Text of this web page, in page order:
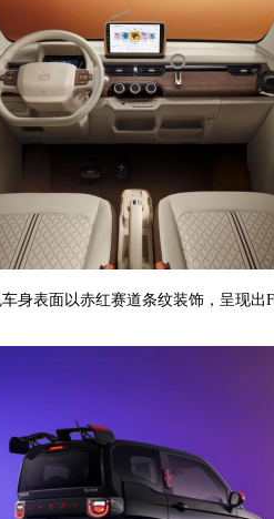
身表面以赤红赛道条纹装饰，呈现